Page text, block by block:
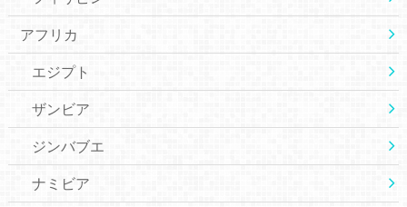
アフリカ
エジプト
ザンビア
ジンバブエ
ナミビア